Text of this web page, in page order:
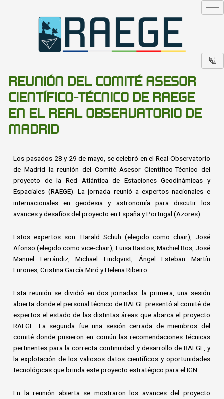
REUNIÓN DEL COMITÉ ASESOR
CIENTÍFICO-TÉCNICO DE RAEGE
EN EL REAL OBSERVATORIO DE
MADRID
Los pasados 28 y 29 de mayo, se celebró en el Real Observatorio
de Madrid la reunión del Comité Asesor Científico-Técnico del
proyecto de la Red Atlántica de Estaciones Geodinámicas y
Espaciales (RAEGE). La jornada reunió a expertos nacionales e
internacionales en geodesia y astronomía para discutir los
avances y desafíos del proyecto en España y Portugal (Azores).
Estos expertos son: Harald Schuh (elegido como chair), José
Afonso (elegido como vice-chair), Luisa Bastos, Machiel Bos, José
Manuel Ferrándiz, Michael Lindqvist, Ángel Esteban Martín
Furones, Cristina García Miró y Helena Ribeiro.
Esta reunión se dividió en dos jornadas: la primera, una sesión
abierta donde el personal técnico de RAEGE presentó al comité de
expertos el estado de las distintas áreas que abarca el proyecto
RAEGE. La segunda fue una sesión cerrada de miembros del
comité donde pusieron en común las recomendaciones técnicas
pertinentes para la correcta continuidad y desarrollo de RAEGE, y
la explotación de los valiosos datos científicos y oportunidades
tecnológicas que brinda este proyecto estratégico para el IGN.
En la reunión abierta se mostraron los avances del proyecto